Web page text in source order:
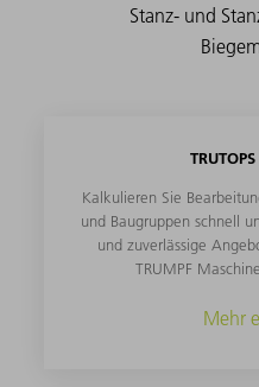
Kalkulieren Sie
und Baugruppen schnell
und zuverlässige
TRUMPF
Mehr